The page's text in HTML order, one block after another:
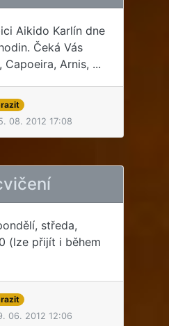
Aikido Karlín dne
Čeká Vás
Arnis, ...
08. 2012 17:08
středa,
(lze přijít i během
06. 2012 12:06